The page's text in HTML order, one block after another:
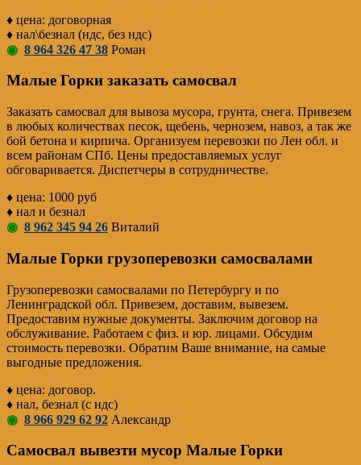
♦ цена: договорная
♦ нал\безнал (ндс, без ндс)
◉ 8 964 326 47 38 Роман
Малые Горки заказать самосвал
Заказать самосвал для вывоза мусора, грунта, снега. Привезем
в любых количествах песок, щебень, чернозем, навоз, а так же
бой бетона и кирпича. Организуем перевозки по Лен обл. и
всем районам СПб. Цены предоставляемых услуг
обговаривается. Диспетчеры в сотрудничестве.
♦ цена: 1000 руб
♦ нал и безнал
◉ 8 962 345 94 26 Виталий
Малые Горки грузоперевозки самосвалами
Грузоперевозки самосвалами по Петербургу и по
Ленинградской обл. Привезем, доставим, вывезем.
Предоставим нужные документы. Заключим договор на
обслуживание. Работаем с физ. и юр. лицами. Обсудим
стоимость перевозки. Обратим Ваше внимание, на самые
выгодные предложения.
♦ цена: договор.
♦ нал, безнал (с ндс)
◉ 8 966 929 62 92 Александр
Самосвал вывезти мусор Малые Горки